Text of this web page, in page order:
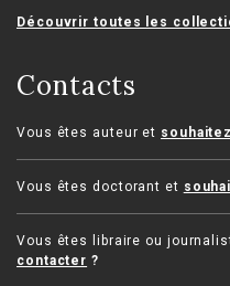
Découvrir toutes les
Contacts
Vous êtes auteur et
Vous êtes doctorant et
Vous êtes libraire ou
contacter ?